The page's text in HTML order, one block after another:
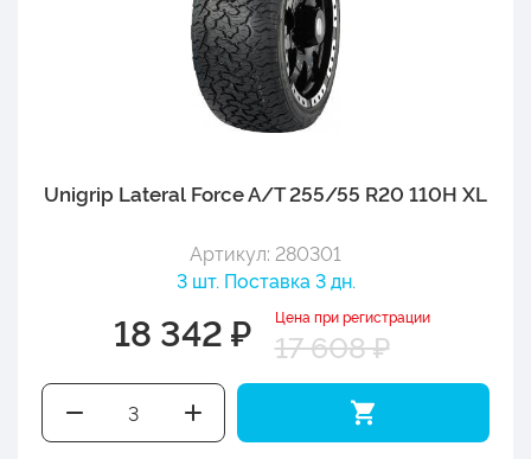
Unigrip Lateral Force A/T 255/55 R20 110H XL
Артикул: 280301
3 шт. Поставка 3 дн.
18 342 ₽ Цена при регистрации
17 608 ₽